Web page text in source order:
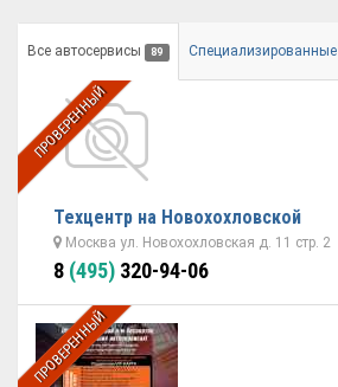
Все автосервисы 89 Специализированные
ПРОВЕРЕННЫЙ
Техцентр на Новохохловской
Москва ул. Новохохловская д. 11 стр. 2
8 (495) 320-94-06
ПРОВЕРЕННЫЙ